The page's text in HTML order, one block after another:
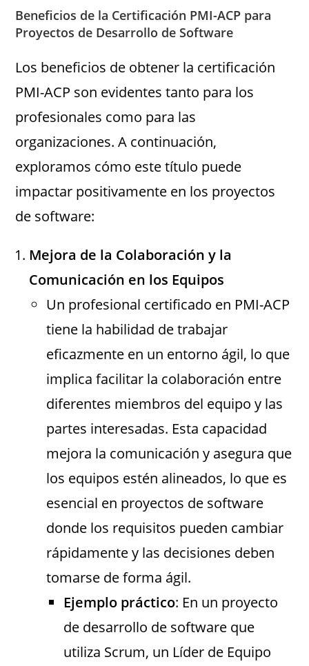
Beneficios de la Certificación PMI-ACP para
Proyectos de Desarrollo de Software
Los beneficios de obtener la certificación
PMI-ACP son evidentes tanto para los
profesionales como para las
organizaciones. A continuación,
exploramos cómo este título puede
impactar positivamente en los proyectos
de software:
Mejora de la Colaboración y la
Comunicación en los Equipos
Un profesional certificado en PMI-ACP
tiene la habilidad de trabajar
eficazmente en un entorno ágil, lo que
implica facilitar la colaboración entre
diferentes miembros del equipo y las
partes interesadas. Esta capacidad
mejora la comunicación y asegura que
los equipos estén alineados, lo que es
esencial en proyectos de software
donde los requisitos pueden cambiar
rápidamente y las decisiones deben
tomarse de forma ágil.
Ejemplo práctico: En un proyecto
de desarrollo de software que
utiliza Scrum, un Líder de Equipo